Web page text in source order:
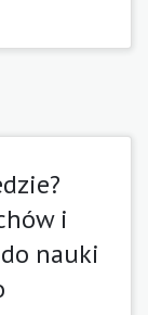
i
nauki